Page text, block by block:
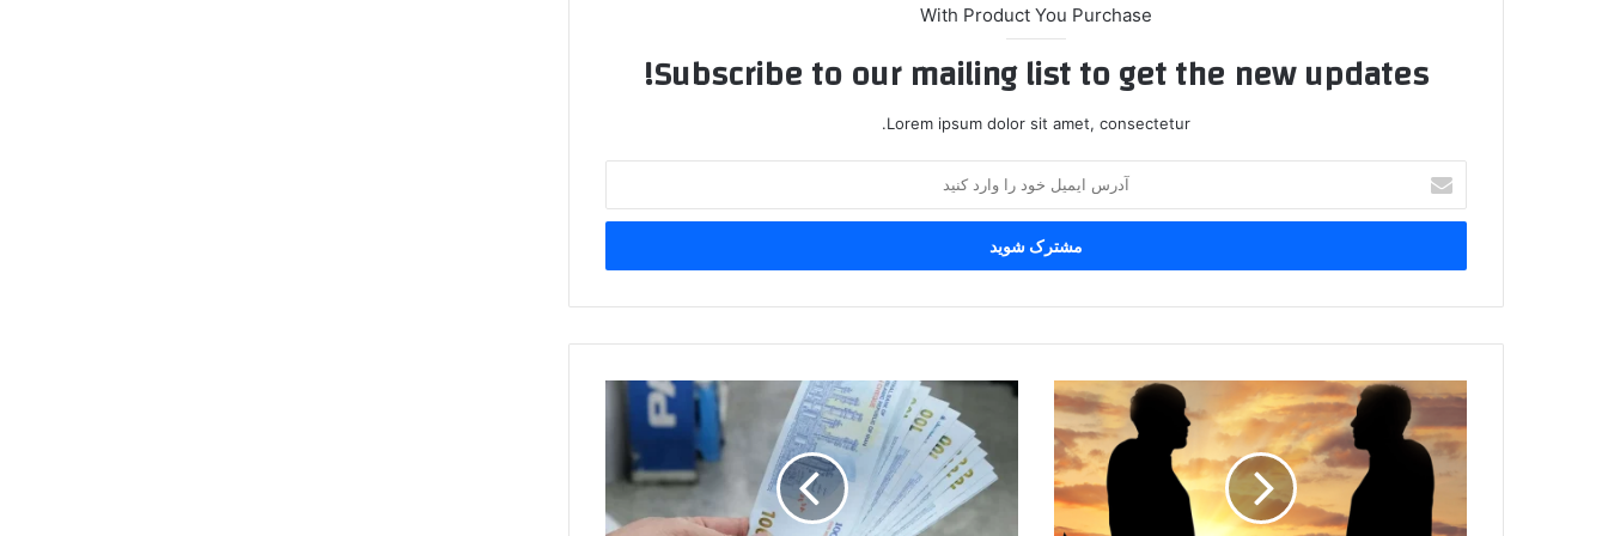
With Product You Purchase
Subscribe to our mailing list to get the new updates!
Lorem ipsum dolor sit amet, consectetur.
ایمیل
خود
وارد
از
قرآن
وعده‌های
دشمن
عیدانه
میلیونی؛
کسانی